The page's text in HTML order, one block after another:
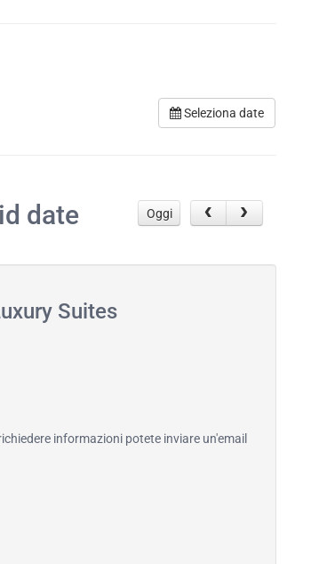
Seleziona date
date Oggi
Suites
informazioni potete inviare un'email